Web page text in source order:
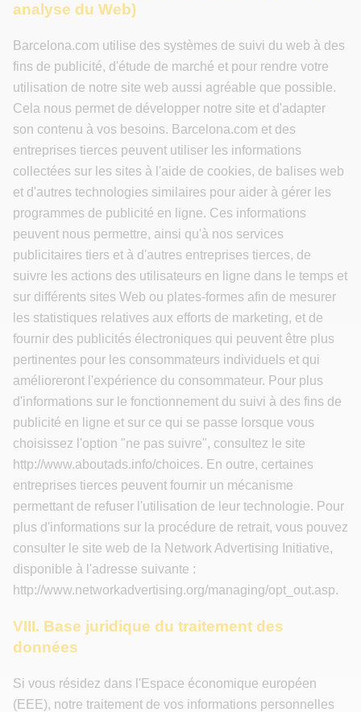
analyse du Web)
Barcelona.com utilise des systèmes de suivi du web à des
fins de publicité, d'étude de marché et pour rendre votre
utilisation de notre site web aussi agréable que possible.
Cela nous permet de développer notre site et d'adapter
son contenu à vos besoins. Barcelona.com et des
entreprises tierces peuvent utiliser les informations
collectées sur les sites à l'aide de cookies, de balises web
et d'autres technologies similaires pour aider à gérer les
programmes de publicité en ligne. Ces informations
peuvent nous permettre, ainsi qu'à nos services
publicitaires tiers et à d'autres entreprises tierces, de
suivre les actions des utilisateurs en ligne dans le temps et
sur différents sites Web ou plates-formes afin de mesurer
les statistiques relatives aux efforts de marketing, et de
fournir des publicités électroniques qui peuvent être plus
pertinentes pour les consommateurs individuels et qui
amélioreront l'expérience du consommateur. Pour plus
d'informations sur le fonctionnement du suivi à des fins de
publicité en ligne et sur ce qui se passe lorsque vous
choisissez l'option "ne pas suivre", consultez le site
http://www.aboutads.info/choices. En outre, certaines
entreprises tierces peuvent fournir un mécanisme
permettant de refuser l'utilisation de leur technologie. Pour
plus d'informations sur la procédure de retrait, vous pouvez
consulter le site web de la Network Advertising Initiative,
disponible à l'adresse suivante :
http://www.networkadvertising.org/managing/opt_out.asp.
VIII. Base juridique du traitement des
données
Si vous résidez dans l'Espace économique européen
(EEE), notre traitement de vos informations personnelles